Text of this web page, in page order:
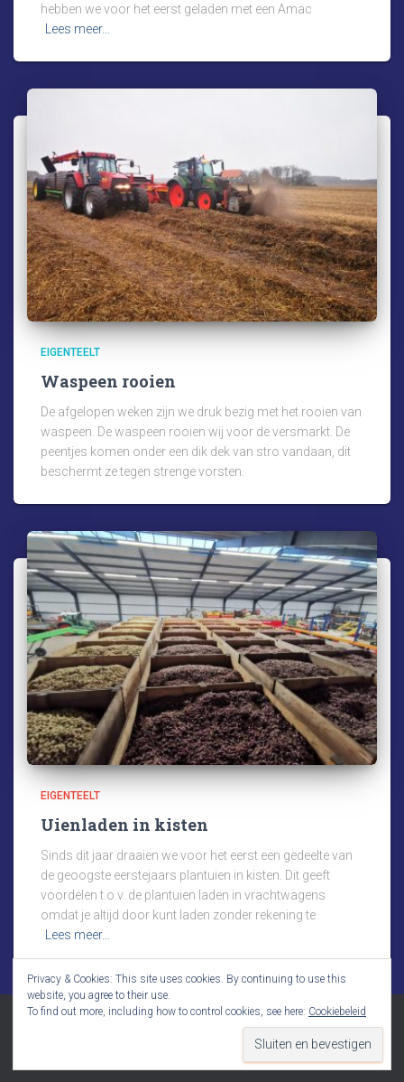
hebben we voor het eerst geladen met een Amac
Lees meer…
EIGENTEELT
Waspeen rooien
De afgelopen weken zijn we druk bezig met het rooien van
waspeen. De waspeen rooien wij voor de versmarkt. De
peentjes komen onder een dik dek van stro vandaan, dit
beschermt ze tegen strenge vorsten.
EIGENTEELT
Uienladen in kisten
Sinds dit jaar draaien we voor het eerst een gedeelte van
de geoogste eerstejaars plantuien in kisten. Dit geeft
voordelen t.o.v. de plantuien laden in vrachtwagens
omdat je altijd door kunt laden zonder rekening te
Lees meer…
ThemeIsle
Privacy & Cookies: This site uses cookies. By continuing to use this
website, you agree to their use.
To find out more, including how to control cookies, see here: Cookiebeleid